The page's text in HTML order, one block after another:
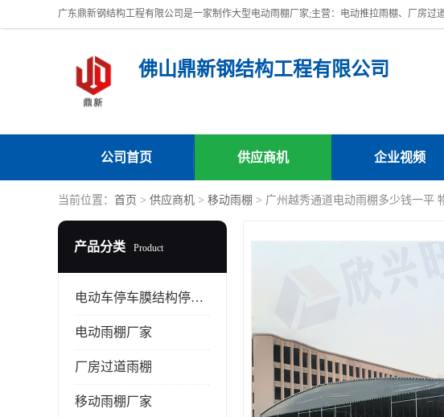
佛山鼎新钢结构工程有限公司
公司首页 供应商机 企业视频
当前位置： 首页 > 供应商机 > 移动雨棚 > 广州越秀通道电动雨棚多少钱一平
产品分类 Product
电动车停车膜结构停车棚
电动雨棚厂家
厂房过道雨棚
移动雨棚厂家